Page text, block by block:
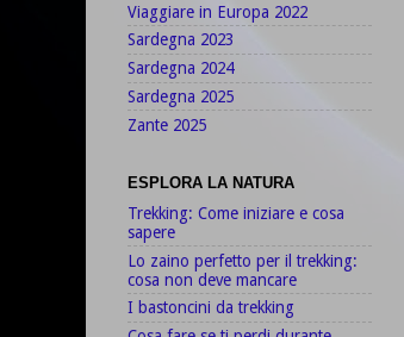
Viaggiare in Europa 2022
Sardegna 2023
Sardegna 2024
Sardegna 2025
Zante 2025
ESPLORA LA NATURA
Trekking: Come iniziare e cosa
sapere
Lo zaino perfetto per il trekking:
cosa non deve mancare
I bastoncini da trekking